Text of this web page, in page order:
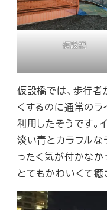
仮設橋
仮設橋では、歩行
くするのに通常のラ
利用したそうです。
淡い青とカラフルな
ったく気が付かなか
とてもかわいくて癒